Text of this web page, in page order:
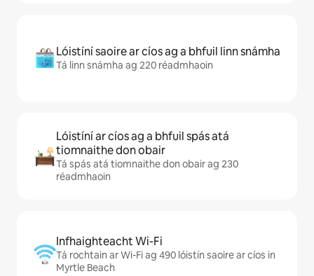
Lóistíní saoire ar cíos ag a bhfuil linn snámha
Tá linn snámha ag 220 réadmhaoin
Lóistíní ar cíos ag a bhfuil spás atá
tiomnaithe don obair
Tá spás atá tiomnaithe don obair ag 230
réadmhaoin
Infhaighteacht Wi-Fi
Tá rochtain ar Wi-Fi ag 490 lóistín saoire ar cíos in
Myrtle Beach